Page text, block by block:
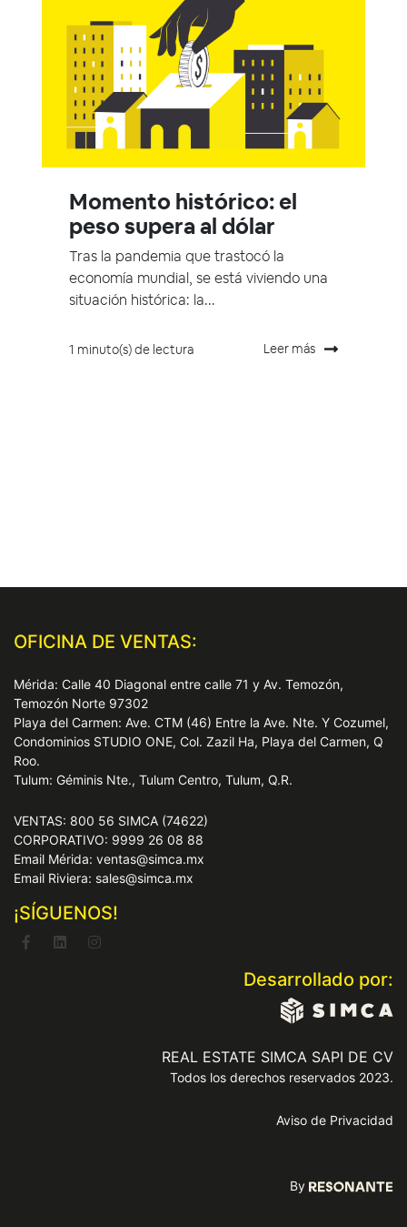
Momento histórico: el
peso supera al dólar
Tras la pandemia que trastocó la
economía mundial, se está viviendo una
situación histórica: la...
1 minuto(s) de lectura Leer más
OFICINA DE VENTAS:
Mérida: Calle 40 Diagonal entre calle 71 y Av. Temozón,
Temozón Norte 97302
Playa del Carmen: Ave. CTM (46) Entre la Ave. Nte. Y Cozumel,
Condominios STUDIO ONE, Col. Zazil Ha, Playa del Carmen, Q
Roo.
Tulum: Géminis Nte., Tulum Centro, Tulum, Q.R.
VENTAS: 800 56 SIMCA (74622)
CORPORATIVO: 9999 26 08 88
Email Mérida: ventas@simca.mx
Email Riviera: sales@simca.mx
¡SÍGUENOS!
Desarrollado por:
REAL ESTATE SIMCA SAPI DE CV
Todos los derechos reservados 2023.
Aviso de Privacidad
By